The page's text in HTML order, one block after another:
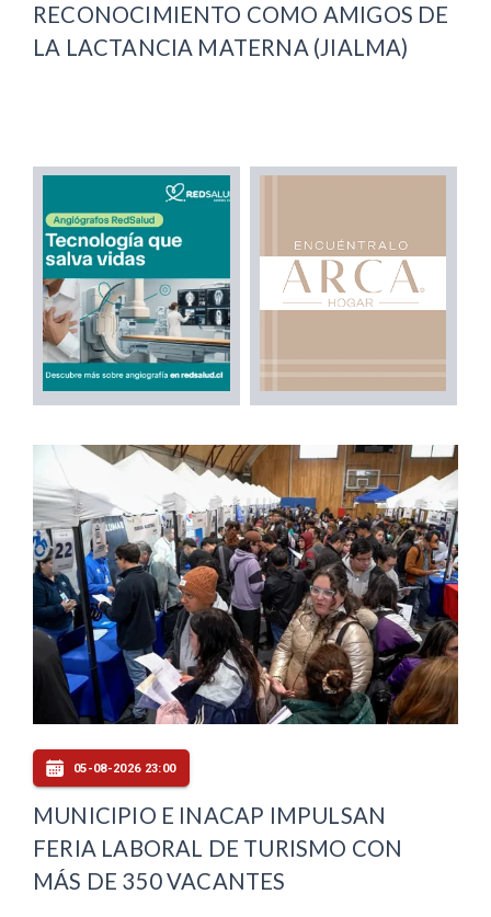
RECONOCIMIENTO COMO AMIGOS DE
LA LACTANCIA MATERNA (JIALMA)
05-08-2026 23:00
MUNICIPIO E INACAP IMPULSAN
FERIA LABORAL DE TURISMO CON
MÁS DE 350 VACANTES